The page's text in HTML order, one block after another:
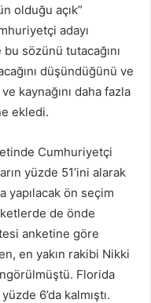
olduğu açık”
adayı
sözünü tutacağını
düşündüğünü ve
kaynağını daha fazla
ekledi.
Cumhuriyetçi
yüzde 51’ini alarak
yapılacak ön seçim
de önde
anketine göre
en yakın rakibi Nikki
Florida
6’da kalmıştı.